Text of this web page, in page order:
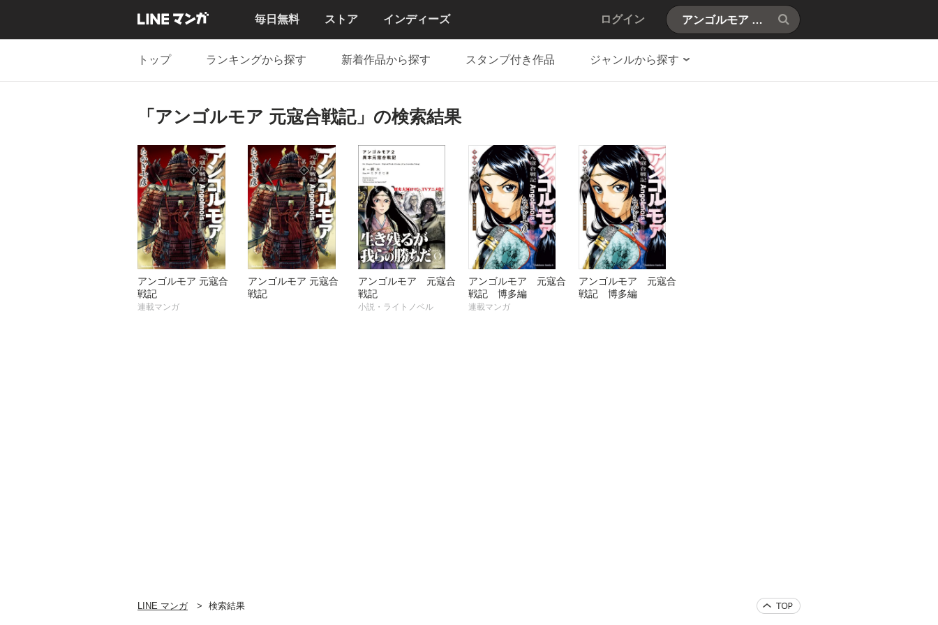
毎日無料 ストア インディーズ ログイン
トップ ランキングから探す 新着作品から探す スタンプ付き作品 ジャンルから探す
「アンゴルモア 元寇合戦記」の検索結果
アンゴルモア 元寇合
戦記
連載マンガ
アンゴルモア 元寇合
戦記
アンゴルモア 元寇合
戦記
小説・ライトノベル
アンゴルモア 元寇合
戦記 博多編
連載マンガ
アンゴルモア 元寇合
戦記 博多編
LINE マンガ 検索結果